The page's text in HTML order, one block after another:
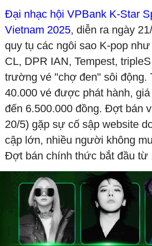
Đại nhạc hội VPBank K-Star
Vietnam 2025, diễn ra ngày
quy tụ các ngôi sao K-pop
CL, DPR IAN, Tempest,
trường vé "chợ đen" sôi động.
40.000 vé được phát hành,
đến 6.500.000 đồng. Đợt bán
20/5) gặp sự cố sập website
cập lớn, nhiều người không
Đợt bán chính thức bắt đầu từ